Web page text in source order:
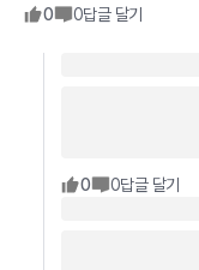
0 0답글 달기
0 0답글 달기